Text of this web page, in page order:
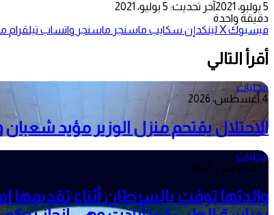
5 يوليو، 2021
آخر تحديث: 5 يوليو، 2021
دقيقة واحدة
فيسبوك‫Xلينكدإن سكايب ماسنجر ماسنجر واتساب تيلقرام
أقرأ التالي
محليات
4 أغسطس، 2026
الاحتلال يقتحم منزل الوزير مؤيد
محليات
3 أغسطس، 2026